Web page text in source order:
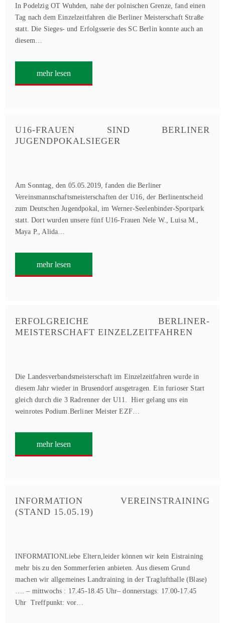
In Podelzig OT Wuhden, nahe der polnischen Grenze, fand einen
Tag nach dem Einzelzeitfahren die Berliner Meisterschaft Straße
statt. Die Sieges- und Erfolgsserie des SC Berlin konnte auch an
diesem…
mehr lesen
U16-FRAUEN SIND BERLINER
JUGENDPOKALSIEGER
Am Sonntag, den 05.05.2019, fanden die Berliner
Vereinsmannschaftsmeisterschaften der U16, der Berlinentscheid
zum Deutschen Jugendpokal, im Werner-Seelenbinder-Sportpark
statt. Dort wurden unsere fünf U16-Frauen Nele W., Luisa M.,
Maya P., Alida…
mehr lesen
ERFOLGREICHE BERLINER-
MEISTERSCHAFT EINZELZEITFAHREN
Die Landesverbandsmeisterschaft im Einzelzeitfahren wurde in
diesem Jahr wieder in Brusendorf ausgetragen. Ein furioser Start
gleich durch die 3 Radrenner der U11. Hier gelang uns ein
weinrotes Podium.Berliner Meister EZF…
mehr lesen
INFORMATION VEREINSTRAINING
(STAND 15.05.19)
INFORMATIONLiebe Eltern,leider können wir kein Eistraining
mehr bis zu den Sommerferien anbieten. Aus diesem Grund
machen wir allgemeines Landtraining in der Traglufthalle (Blase)
…. – mittwochs : 17.45-18.45 Uhr– donnerstags: 17.00-17.45
Uhr Treffpunkt: vor…